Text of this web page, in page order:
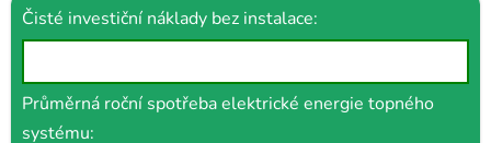
Čisté investiční náklady bez instalace:
Průměrná roční spotřeba elektrické energie topného
systému: